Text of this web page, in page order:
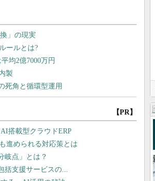
【PR】
搭載型クラウドERP
進められる対応策とは
岐点」とは？
括支援サービスの...